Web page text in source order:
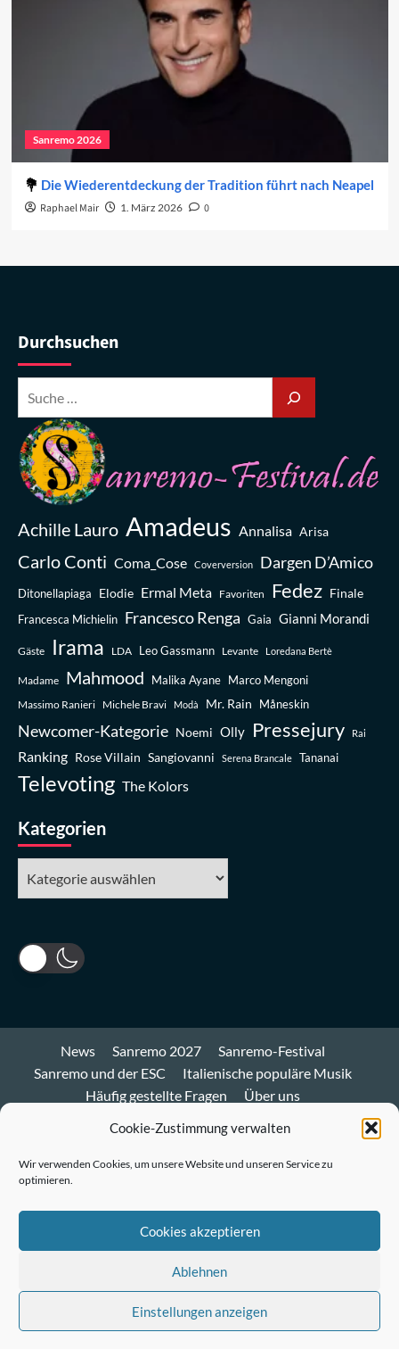
Cookie-Zustimmung verwalten
Wir verwenden Cookies, um unsere Website und unseren Service zu
optimieren.
Cookies akzeptieren
Ablehnen
Einstellungen anzeigen
Sanremo 2026
Die Wiederentdeckung der Tradition führt nach Neapel
Raphael Mair 1. März 2026 0
Durchsuchen
Achille Lauro Amadeus Annalisa Arisa
Carlo Conti Coma_Cose Coverversion Dargen D’Amico
Ditonellapiaga Elodie Ermal Meta Favoriten Fedez Finale
Francesca Michielin Francesco Renga Gaia Gianni Morandi
Gäste Irama LDA Leo Gassmann Levante Loredana Bertè
Madame Mahmood Malika Ayane Marco Mengoni
Massimo Ranieri Michele Bravi Modà Mr. Rain Måneskin
Newcomer-Kategorie Noemi Olly Pressejury Rai
Ranking Rose Villain Sangiovanni Serena Brancale Tananai
Televoting The Kolors
Kategorien
News Sanremo 2027
Sanremo-Festival
Sanremo und der ESC
Italienische populäre Musik
Häufig gestellte Fragen
Über uns
Mastodon
Twitter
LinkedIn